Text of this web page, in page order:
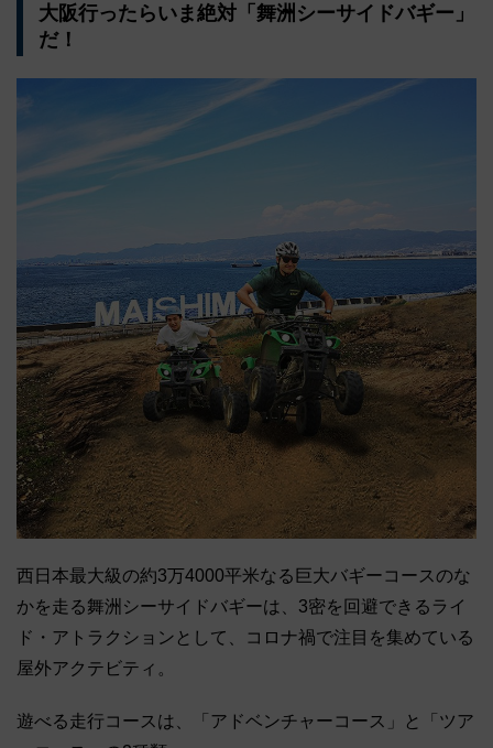
大阪行ったらいま絶対「舞洲シーサイドバギー」
だ！
西日本最大級の約3万4000平米なる巨大バギーコースのな
かを走る舞洲シーサイドバギーは、3密を回避できるライ
ド・アトラクションとして、コロナ禍で注目を集めている
屋外アクテビティ。
遊べる走行コースは、「アドベンチャーコース」と「ツア